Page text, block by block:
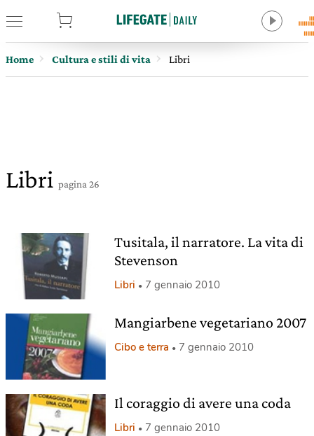
Home Cultura e stili di vita Libri
Libri pagina 26
Tusitala, il narratore. La vita di
Stevenson
Libri 7 gennaio 2010
Mangiarbene vegetariano 2007
Cibo e terra 7 gennaio 2010
Il coraggio di avere una coda
Libri 7 gennaio 2010